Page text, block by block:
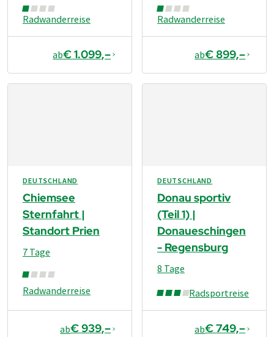
Radwanderreise
ab€ 1.099,–
Radwanderreise
ab€ 899,–
DEUTSCHLAND
Chiemsee
Sternfahrt |
Standort Prien
Radwanderreise
7 Tage
ab€ 939,–
DEUTSCHLAND
Donau sportiv
(Teil 1) |
Donaueschingen
- Regensburg
Radsportreise
8 Tage
ab€ 749,–